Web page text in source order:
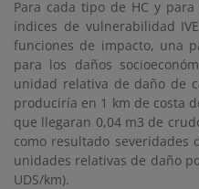
Para cada tipo de HC y
índices de vulnerabilidad
funciones de impacto, una
para los daños
unidad relativa de daño de
produciría en 1 km de costa
que llegaran 0,04 m3 de
como resultado severidades
unidades relativas de daño
UDS/km).